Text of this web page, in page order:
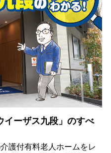
イーザス九段」のすべ
護付有料老人ホームをレ